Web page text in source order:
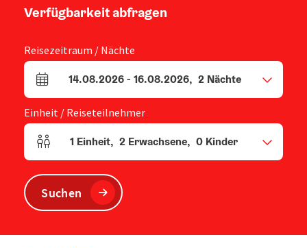
Verfügbarkeit abfragen
Reisezeitraum / Nächte
An- und Abreisefelder
14.08.2026- 16.08.2026, 2 Nächte
Einheit / Reiseteilnehmer
Einheitenanzahl und Personenfelder
1 Einheit, 2 Erwachsene, 0 Kinder
Suchen